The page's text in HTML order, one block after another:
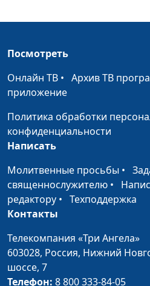
Достоверность
Библии
профессор
Библия и
Предание
теологии,
Библия
сегодня
Посмотреть
Онлайн ТВ • Архив ТВ
приложение
Политика обработки
конфиденциальности
Написать
Молитвенные просьбы •
священнослужителю •
редактору • Техподдержка
Контакты
Телекомпания «Три Ангела»
603028, Россия, Нижний
шоссе, 7
Телефон: 8 800 333-84-05